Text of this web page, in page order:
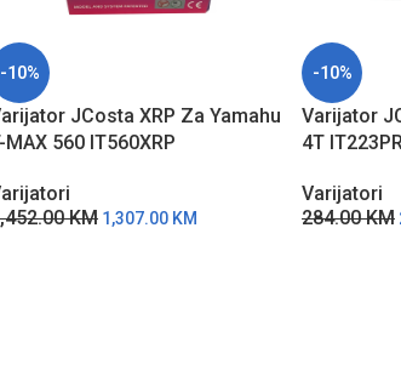
-10%
JCosta XRP Za Yamahu
MAX 560 IT560XRP
KM 1,307.00 KM
-10%
Varijator
4T
Varijatori
284.00KM